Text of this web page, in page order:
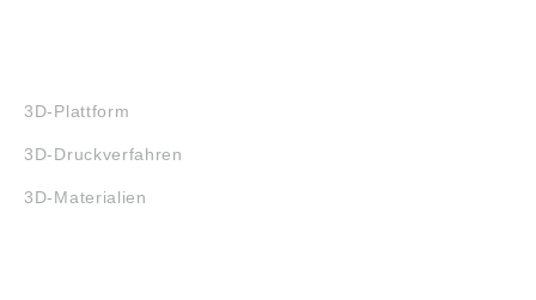
3D-Plattform
3D-Druckverfahren
3D-Materialien